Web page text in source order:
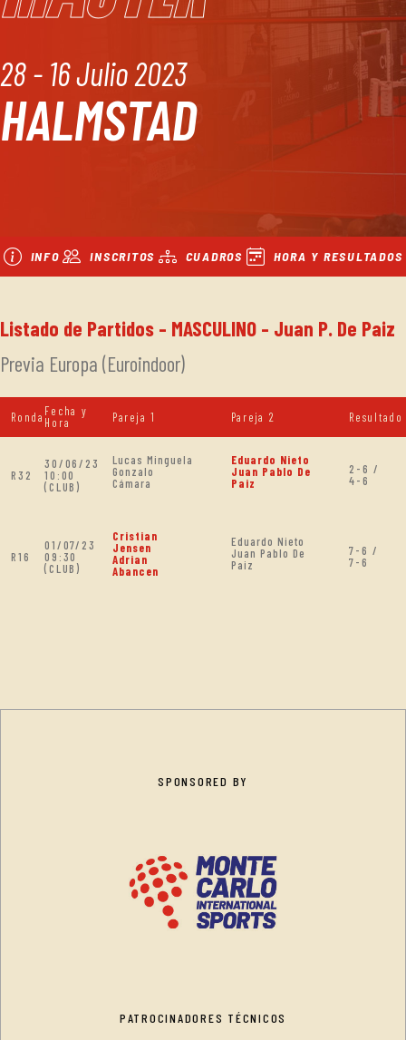
28 - 16 Julio 2023
HALMSTAD
INFO INSCRITOS CUADROS HORA Y RESULTADOS
Listado de Partidos - MASCULINO - Juan P. De Paiz
Previa Europa (Euroindoor)
Ronda Fecha y
Hora
Pareja 1 Pareja 2 Resultado
R32
30/06/23
10:00
(CLUB)
Lucas Minguela
Gonzalo
Cámara
Eduardo Nieto
Juan Pablo De
Paiz
2-6 /
4-6
R16
01/07/23
09:30
(CLUB)
Cristian
Jensen
Adrian
Abancen
Eduardo Nieto
Juan Pablo De
Paiz
7-6 /
7-6
SPONSORED BY
PATROCINADORES TÉCNICOS